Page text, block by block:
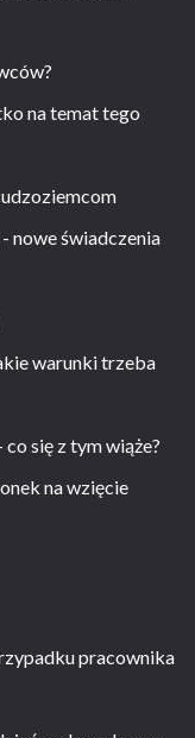
na temat tego
nowe świadczenia
warunki trzeba
się z tym wiąże?
na wzięcie
pracownika